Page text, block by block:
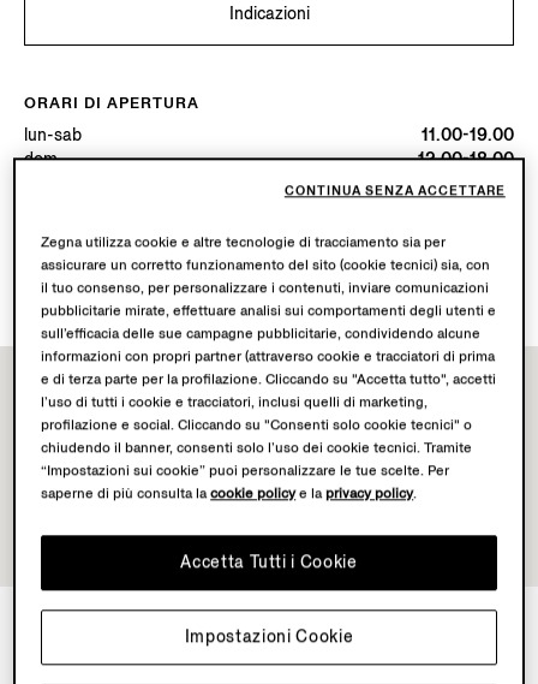
Indicazioni
ORARI DI APERTURA
lun-sab
11.00-19.00
dom
12.00-18.00
Aperta fino alle ore 18:00
SERVIZI DISPONIBILI
Spedizione in boutique non disponibile.
NEWSLETTER
Zegna utilizza cookie e altre tecnologie di tracciamento sia per
assicurare un corretto funzionamento del sito (cookie tecnici) sia, con
il tuo consenso, per personalizzare i contenuti, inviare comunicazioni
pubblicitarie mirate, effettuare analisi sui comportamenti degli utenti e
sull’efficacia delle sue campagne pubblicitarie, condividendo alcune
informazioni con propri partner (attraverso cookie e tracciatori di prima
e di terza parte per la profilazione. Cliccando su "Accetta tutto", accetti
l’uso di tutti i cookie e tracciatori, inclusi quelli di marketing,
profilazione e social. Cliccando su "Consenti solo cookie tecnici" o
chiudendo il banner, consenti solo l’uso dei cookie tecnici. Tramite
“Impostazioni sui cookie” puoi personalizzare le tue scelte. Per
saperne di più consulta lacookie policye laprivacy policy.
Accetta Tutti i Cookie
Impostazioni Cookie
CONTINUA SENZA ACCETTARE